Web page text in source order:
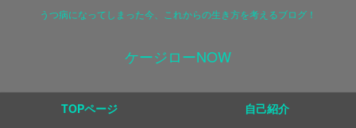
うつ病になってしまった今、これからの生き方を考えるブログ！
ケージローNOW
TOPページ
自己紹介